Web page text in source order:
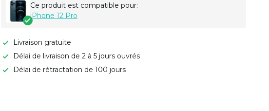
Ce produit est compatible pour:
iPhone 12 Pro
Livraison gratuite
Délai de livraison de 2 à 5 jours ouvrés
Délai de rétractation de 100 jours